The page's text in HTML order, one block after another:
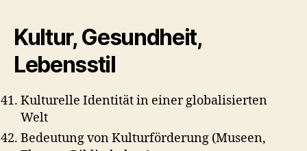
Kultur, Gesundheit,
Lebensstil
Kulturelle Identität in einer globalisierten
Welt
Bedeutung von Kulturförderung (Museen,